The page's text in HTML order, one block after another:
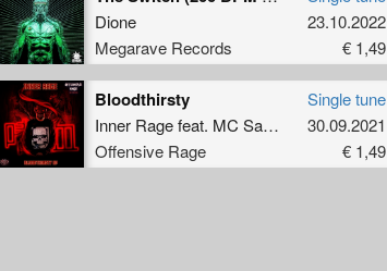
Dione
Megarave Records
23.10.2022
€ 1,49
Bloodthirsty
Inner Ragefeat. MC Sarge
Offensive Rage
Single tune
30.09.2021
€ 1,49